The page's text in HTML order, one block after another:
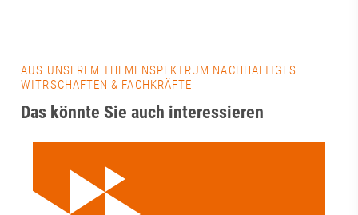
AUS UNSEREM THEMENSPEKTRUM NACHHALTIGES
WITRSCHAFTEN & FACHKRÄFTE
Das könnte Sie auch interessieren